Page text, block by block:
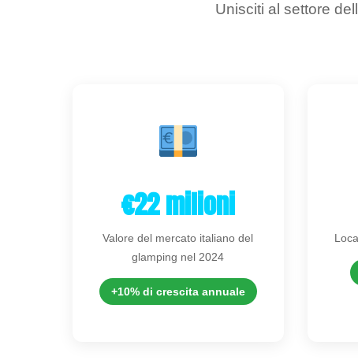
Unisciti al settore
€22 milioni
Valore del mercato italiano del
glamping nel 2024
+10% di crescita annuale